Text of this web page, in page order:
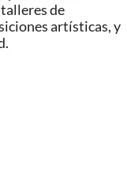
de
artísticas, y